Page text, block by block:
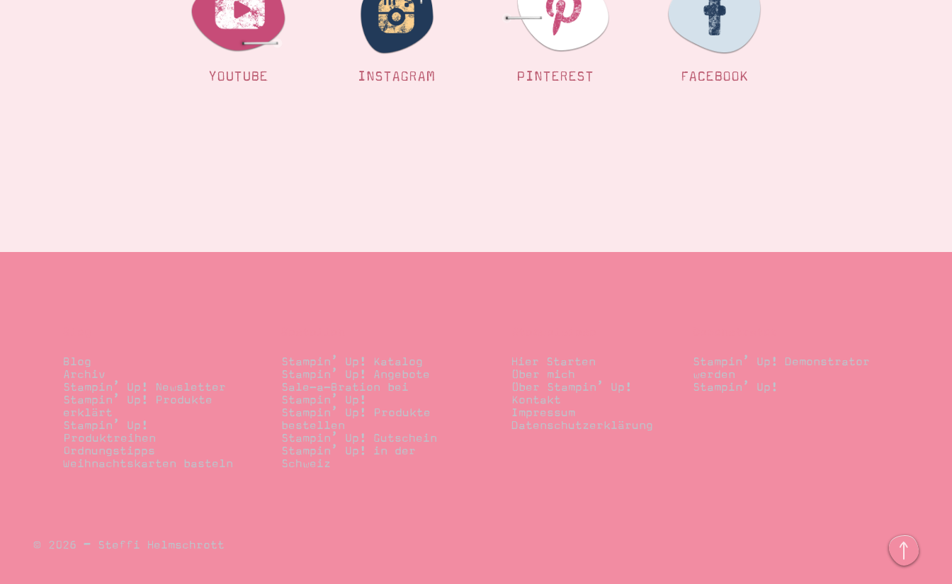
YOUTUBE INSTAGRAM PINTEREST FACEBOOK
Blog
Archiv
Stampin’ Up! Newsletter
Stampin’ Up! Produkte
erklärt
Stampin’ Up!
Produktreihen
Ordnungstipps
Weihnachtskarten basteln
Stampin’ Up! Katalog
Stampin’ Up! Angebote
Sale-a-Bration bei
Stampin’ Up!
Stampin’ Up! Produkte
bestellen
Stampin’ Up! Gutschein
Stampin’ Up! in der
Schweiz
Hier Starten
Über mich
Über Stampin’ Up!
Kontakt
Impressum
Datenschutzerklärung
Stampin’ Up! Demonstrator
werden
Stampin’ Up!
© 2026 – Steffi Helmschrott